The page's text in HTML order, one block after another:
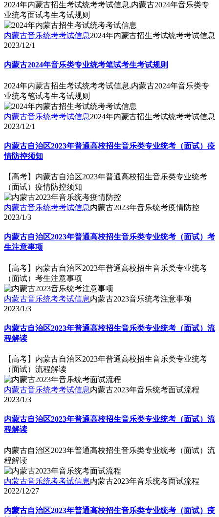
2024年内蒙古招生考试统考考试信息,内蒙古2024年音乐类专
业统考面试考生考试规则
内蒙古音乐统考考试信息2024年内蒙古招生考试统考考试信息
2023/12/1
内蒙古2024年音乐类专业统考笔试考生考试规则
2024年内蒙古招生考试统考考试信息,内蒙古2024年音乐类专
业统考笔试考生考试规则
内蒙古音乐统考考试信息2024年内蒙古招生考试统考考试信息
2023/12/1
内蒙古自治区2023年普通高校招生音乐类专业统考（面试）疫
情防控须知
【高考】内蒙古自治区2023年普通高校招生音乐类专业统考
（面试）疫情防控须知
内蒙古音乐统考考试信息内蒙古2023年音乐统考疫情防控
2023/1/3
内蒙古自治区2023年普通高校招生音乐类专业统考（面试）考
生注意事项
【高考】内蒙古自治区2023年普通高校招生音乐类专业统考
（面试）考生注意事项
内蒙古音乐统考考试信息内蒙古2023音乐统考注意事项
2023/1/3
内蒙古自治区2023年普通高校招生音乐类专业统考（面试）流
程解读
【高考】内蒙古自治区2023年普通高校招生音乐类专业统考
（面试）流程解读
内蒙古音乐统考考试信息内蒙古2023年音乐统考面试流程
2023/1/3
内蒙古自治区2023年普通高校招生音乐类专业统考（面试）流
程解读
内蒙古自治区2023年普通高校招生音乐类专业统考（面试）流
程解读
内蒙古音乐统考考试信息内蒙古2023年音乐统考面试流程
2022/12/27
内蒙古自治区2023年普通高校招生音乐类专业统考（面试）疫